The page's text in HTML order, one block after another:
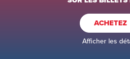
ACHETEZ
Afficher les